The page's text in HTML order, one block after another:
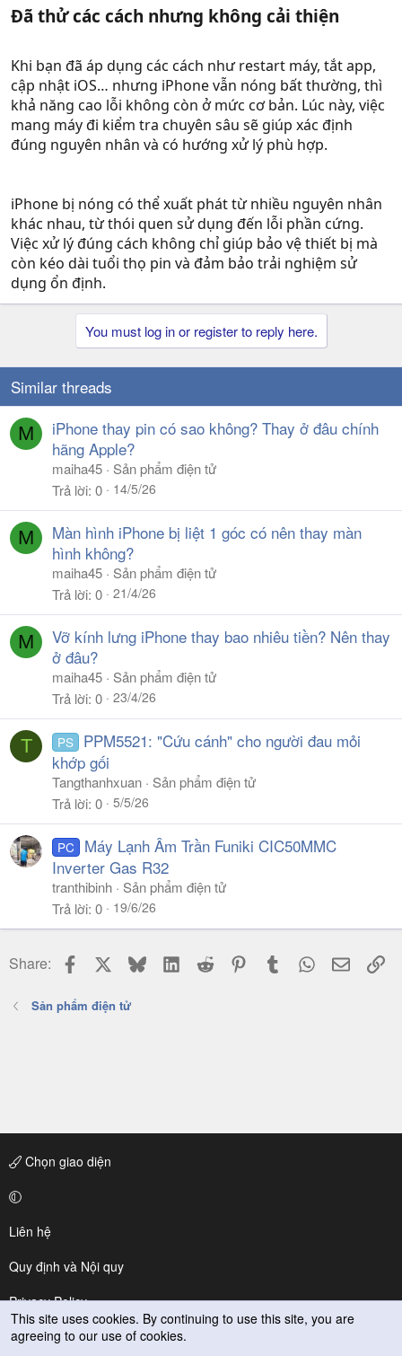
Đã thử các cách nhưng không cải thiện​
Khi bạn đã áp dụng các cách như restart máy, tắt app,
cập nhật iOS… nhưng iPhone vẫn nóng bất thường, thì
khả năng cao lỗi không còn ở mức cơ bản. Lúc này, việc
mang máy đi kiểm tra chuyên sâu sẽ giúp xác định
đúng nguyên nhân và có hướng xử lý phù hợp.
iPhone bị nóng có thể xuất phát từ nhiều nguyên nhân
khác nhau, từ thói quen sử dụng đến lỗi phần cứng.
Việc xử lý đúng cách không chỉ giúp bảo vệ thiết bị mà
còn kéo dài tuổi thọ pin và đảm bảo trải nghiệm sử
dụng ổn định.
You must log in or register to reply here.
Similar threads
M
iPhone thay pin có sao không? Thay ở đâu chính
hãng Apple?
maiha45
Sản phẩm điện tử
Trả lời 0 14/5/26
M
Màn hình iPhone bị liệt 1 góc có nên thay màn
hình không?
maiha45
Sản phẩm điện tử
Trả lời 0 21/4/26
M
Vỡ kính lưng iPhone thay bao nhiêu tiền? Nên thay
ở đâu?
maiha45
Sản phẩm điện tử
Trả lời 0 23/4/26
T PS
PPM5521: "Cứu cánh" cho người đau mỏi
khớp gối
Tangthanhxuan
Sản phẩm điện tử
Trả lời 0 5/5/26
PC
Máy Lạnh Âm Trần Funiki CIC50MMC
Inverter Gas R32
tranthibinh
Sản phẩm điện tử
Trả lời 0 19/6/26
Share: Facebook BlueskyLinkedIn
Reddit PinterestTumblr WhatsApp
Email
Sản phẩm điện tử
Chọn giao diện
Liên hệ
Quy định và Nội quy
Privacy Policy
Trợ giúp
This site uses cookies. By continuing to use this site, you are
agreeing to our use of cookies.